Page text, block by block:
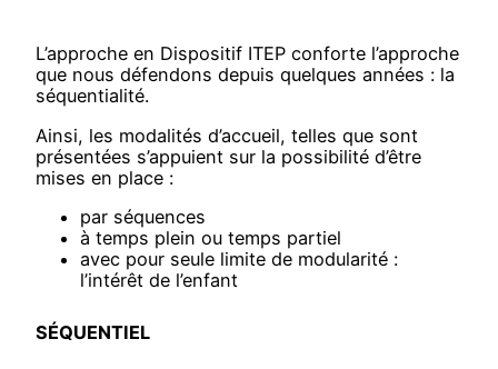
L’approche en Dispositif ITEP conforte l’approche
que nous défendons depuis quelques années : la
séquentialité.
Ainsi, les modalités d’accueil, telles que sont
présentées s’appuient sur la possibilité d’être
mises en place :
par séquences
à temps plein ou temps partiel
avec pour seule limite de modularité :
l’intérêt de l’enfant
SÉQUENTIEL